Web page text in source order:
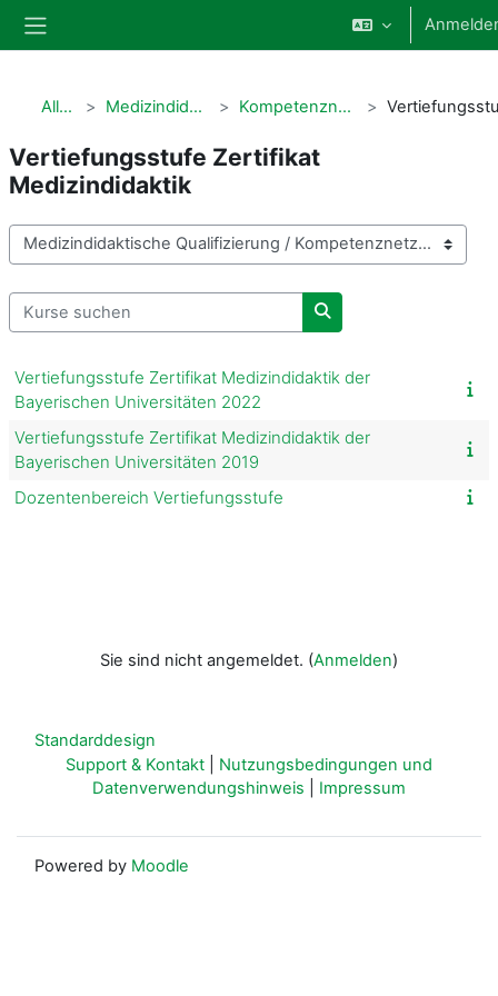
Website-Übersicht
Alle Kurse Medizindidaktische Qualifizierung Kompetenznetz Medizinlehre Bayern
Vertiefungsstufe Zertifikat
Medizindidaktik
Kursbereiche
Kurse suchen
Kurse suchen
Vertiefungsstufe Zertifikat Medizindidaktik der
Bayerischen Universitäten 2022
Vertiefungsstufe Zertifikat Medizindidaktik der
Bayerischen Universitäten 2019
Dozentenbereich Vertiefungsstufe
Sie sind nicht angemeldet. (Anmelden)
Standarddesign
Support & Kontakt
Nutzungsbedingungen und
Datenverwendungshinweis
Impressum
Powered by Moodle